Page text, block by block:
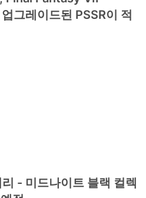
그레이드된 PSSR이 적
- 미드나이트 블랙 컬렉